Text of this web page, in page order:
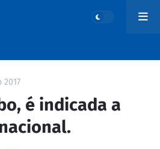
2017
é indicada a